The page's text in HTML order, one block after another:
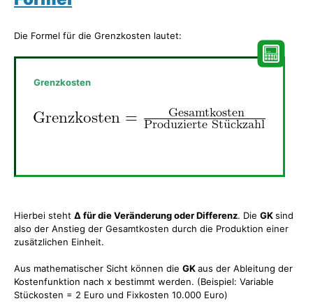
Die Formel für die Grenzkosten lautet:
Grenzkosten
Hierbei steht Δ für die Veränderung oder Differenz. Die GKsind
also der Anstieg der Gesamtkosten durch die Produktion einer
zusätzlichen Einheit.
Aus mathematischer Sicht können die GKaus der Ableitung der
Kostenfunktion nach x bestimmt werden. (Beispiel: Variable
Stückosten = 2 Euro und Fixkosten 10.000 Euro)